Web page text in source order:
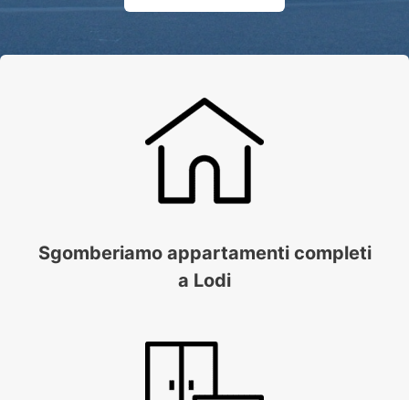
Sgomberiamo appartamenti completi
a Lodi